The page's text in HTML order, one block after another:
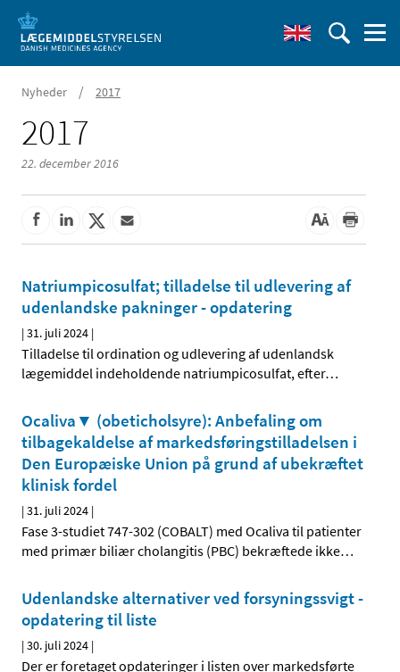
Nyheder / 2017
2017
22. december 2016
Natriumpicosulfat; tilladelse til udlevering af
udenlandske pakninger - opdatering
|31. juli 2024 |
Tilladelse til ordination og udlevering af udenlandsk
lægemiddel indeholdende natriumpicosulfat, efter…
Ocaliva▼ (obeticholsyre): Anbefaling om
tilbagekaldelse af markedsføringstilladelsen i
Den Europæiske Union på grund af ubekræftet
klinisk fordel
|31. juli 2024 |
Fase 3-studiet 747-302 (COBALT) med Ocaliva til patienter
med primær biliær cholangitis (PBC) bekræftede ikke…
Udenlandske alternativer ved forsyningssvigt -
opdatering til liste
|30. juli 2024 |
Der er foretaget opdateringer i listen over markedsførte